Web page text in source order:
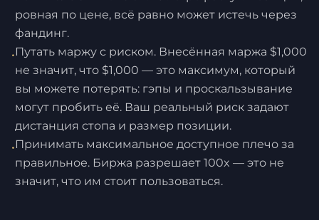
ровная по цене, всё равно может истечь через
фандинг.
•Путать маржу с риском. Внесённая маржа $1,000
не значит, что $1,000 — это максимум, который
вы можете потерять: гэпы и проскальзывание
могут пробить её. Ваш реальный риск задают
дистанция стопа и размер позиции.
•Принимать максимальное доступное плечо за
правильное. Биржа разрешает 100x — это не
значит, что им стоит пользоваться.